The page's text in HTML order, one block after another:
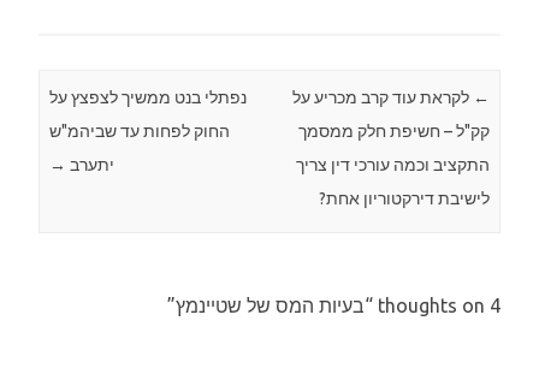
Post navigation
← לקראת עוד קרב מכריע על
קק"ל – חשיפת חלק ממסמך
התקציב וכמה עורכי דין צריך
לישיבת דירקטוריון אחת?
נפתלי בנט ממשיך לצפצץ על
החוק לפחות עד שביהמ"ש
יתערב →
4 thoughts on “ בעיות המס של שטיינמץ”